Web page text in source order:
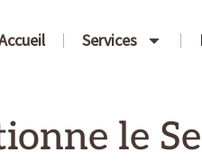
Services
le